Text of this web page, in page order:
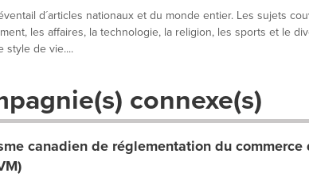
d´articles nationaux et du monde entier. Les sujets
les affaires, la technologie, la religion, les sports et le
style de vie....
connexe(s)
canadien de réglementation du